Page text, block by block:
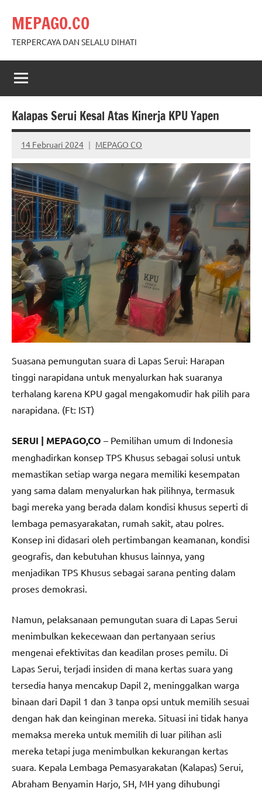
content
MEPAGO.CO
TERPERCAYA DAN SELALU DIHATI
Kalapas Serui Kesal Atas Kinerja KPU Yapen
14 Februari 2024 MEPAGO CO
No
comments
Suasana pemungutan suara di Lapas Serui: Harapan
tinggi narapidana untuk menyalurkan hak suaranya
terhalang karena KPU gagal mengakomudir hak pilih para
narapidana. (Ft: IST)
SERUI | MEPAGO,CO – Pemilihan umum di Indonesia
menghadirkan konsep TPS Khusus sebagai solusi untuk
memastikan setiap warga negara memiliki kesempatan
yang sama dalam menyalurkan hak pilihnya, termasuk
bagi mereka yang berada dalam kondisi khusus seperti di
lembaga pemasyarakatan, rumah sakit, atau polres.
Konsep ini didasari oleh pertimbangan keamanan, kondisi
geografis, dan kebutuhan khusus lainnya, yang
menjadikan TPS Khusus sebagai sarana penting dalam
proses demokrasi.
Namun, pelaksanaan pemungutan suara di Lapas Serui
menimbulkan kekecewaan dan pertanyaan serius
mengenai efektivitas dan keadilan proses pemilu. Di
Lapas Serui, terjadi insiden di mana kertas suara yang
tersedia hanya mencakup Dapil 2, meninggalkan warga
binaan dari Dapil 1 dan 3 tanpa opsi untuk memilih sesuai
dengan hak dan keinginan mereka. Situasi ini tidak hanya
memaksa mereka untuk memilih di luar pilihan asli
mereka tetapi juga menimbulkan kekurangan kertas
suara. Kepala Lembaga Pemasyarakatan (Kalapas) Serui,
Abraham Benyamin Harjo, SH, MH yang dihubungi